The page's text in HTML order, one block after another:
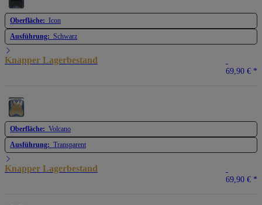
Oberfläche: Icon
Ausführung: Schwarz
Knapper Lagerbestand
69,90 € *
Oberfläche: Volcano
Ausführung: Transparent
Knapper Lagerbestand
69,90 € *